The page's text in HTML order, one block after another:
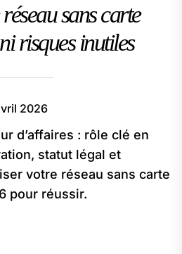
sans carte
risques inutiles
2026
d’affaires : rôle clé en
statut légal et
votre réseau sans carte
pour réussir.